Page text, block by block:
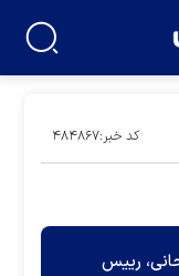
کد خبر:۴۸۴۸۶۷
رییس